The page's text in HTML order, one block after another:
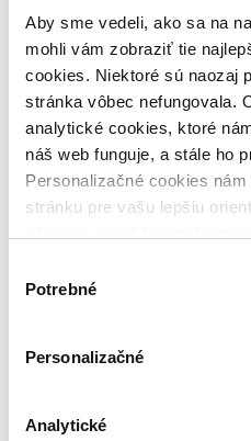
Aby sme vedeli, ako sa na
mohli vám zobraziť tie
cookies. Niektoré sú naozaj
stránka vôbec nefungovala.
analytické cookies, ktoré
náš web funguje, a stále ho
Personalizačné cookies
stránku pre vašu lepšiu
nám pomohlo, keby sme
súhlasu
Potrebné
Personalizačné
Analytické
Zoradiť
Bestsellery
Top hodnotené
Novinky
Najdrahšie
Najlacnejšie
Najvyššia zľava
Zrušiť filtre